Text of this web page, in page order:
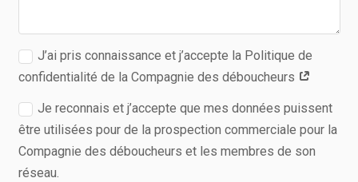
J’ai pris connaissance et j’accepte la Politique de
confidentialité de la Compagnie des déboucheurs
Je reconnais et j’accepte que mes données puissent
être utilisées pour de la prospection commerciale pour la
Compagnie des déboucheurs et les membres de son
réseau.